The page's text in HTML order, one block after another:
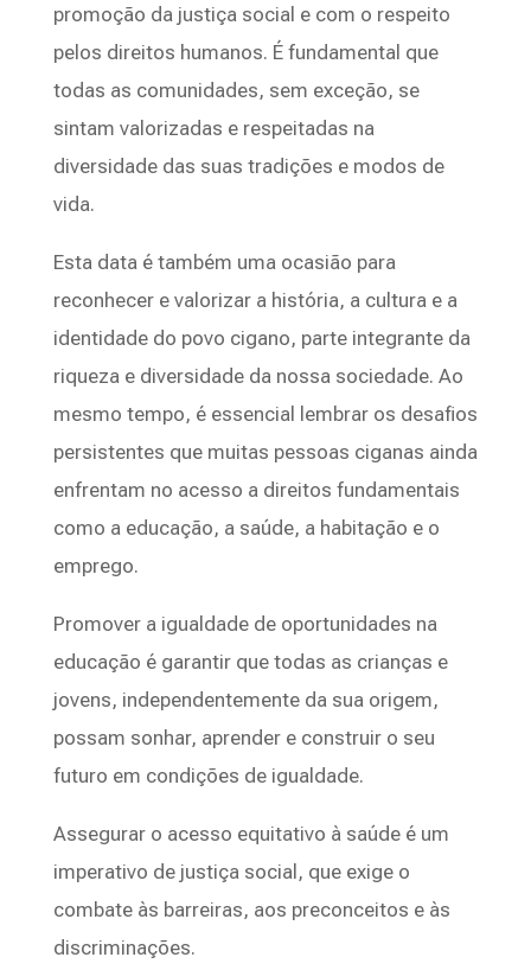
promoção da justiça social e com o respeito
pelos direitos humanos. É fundamental que
todas as comunidades, sem exceção, se
sintam valorizadas e respeitadas na
diversidade das suas tradições e modos de
vida.
Esta data é também uma ocasião para
reconhecer e valorizar a história, a cultura e a
identidade do povo cigano, parte integrante da
riqueza e diversidade da nossa sociedade. Ao
mesmo tempo, é essencial lembrar os desafios
persistentes que muitas pessoas ciganas ainda
enfrentam no acesso a direitos fundamentais
como a educação, a saúde, a habitação e o
emprego.
Promover a igualdade de oportunidades na
educação é garantir que todas as crianças e
jovens, independentemente da sua origem,
possam sonhar, aprender e construir o seu
futuro em condições de igualdade.
Assegurar o acesso equitativo à saúde é um
imperativo de justiça social, que exige o
combate às barreiras, aos preconceitos e às
discriminações.